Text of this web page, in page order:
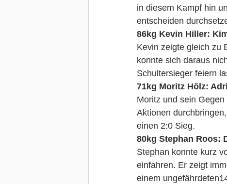
in diesem Kampf hin
entscheiden
86kg Kevin Hiller:
Kevin zeigte gleich zu
konnte sich daraus
Schultersieger feiern
71kg Moritz Hölz:
Moritz und sein
Aktionen
einen 2:0 Sieg.
80kg Stephan Roos:
Stephan konnte kurz
einfahren. Er zeigt
einem